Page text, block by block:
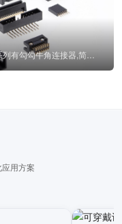
用方案